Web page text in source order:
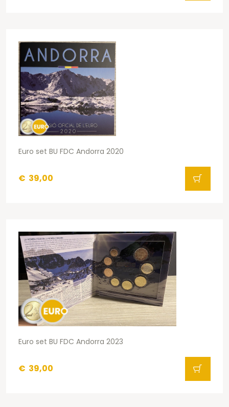
Euro set BU FDC Andorra 2020
€ 39,00
Euro set BU FDC Andorra 2023
€ 39,00